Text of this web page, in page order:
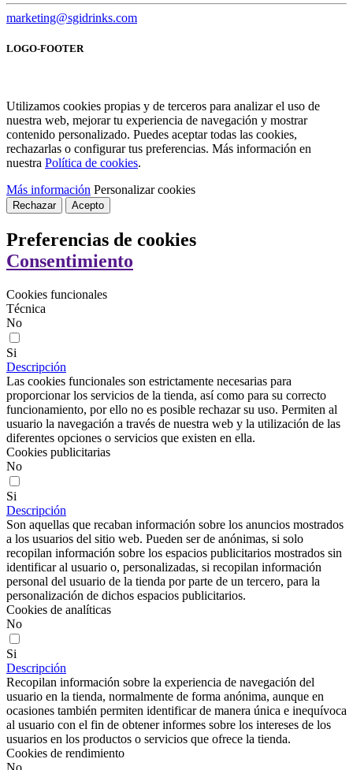
marketing@sgidrinks.com
LOGO-FOOTER
Utilizamos cookies propias y de terceros para analizar el uso de
nuestra web, mejorar tu experiencia de navegación y mostrar
contenido personalizado. Puedes aceptar todas las cookies,
rechazarlas o configurar tus preferencias. Más información en
nuestra Política de cookies.
Más información Personalizar cookies
Rechazar Acepto
Preferencias de cookies
Consentimiento
Cookies funcionales
Técnica
No
Si
Descripción
Las cookies funcionales son estrictamente necesarias para
proporcionar los servicios de la tienda, así como para su correcto
funcionamiento, por ello no es posible rechazar su uso. Permiten al
usuario la navegación a través de nuestra web y la utilización de las
diferentes opciones o servicios que existen en ella.
Cookies publicitarias
No
Si
Descripción
Son aquellas que recaban información sobre los anuncios mostrados
a los usuarios del sitio web. Pueden ser de anónimas, si solo
recopilan información sobre los espacios publicitarios mostrados sin
identificar al usuario o, personalizadas, si recopilan información
personal del usuario de la tienda por parte de un tercero, para la
personalización de dichos espacios publicitarios.
Cookies de analíticas
No
Si
Descripción
Recopilan información sobre la experiencia de navegación del
usuario en la tienda, normalmente de forma anónima, aunque en
ocasiones también permiten identificar de manera única e inequívoca
al usuario con el fin de obtener informes sobre los intereses de los
usuarios en los productos o servicios que ofrece la tienda.
Cookies de rendimiento